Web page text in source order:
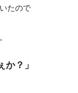
たので
か？」